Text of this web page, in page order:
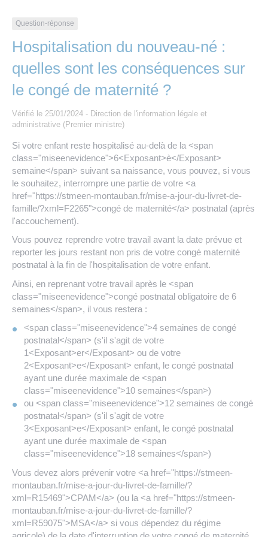
Travaux
Numérique
Annuaire de contacts
Nos publications
Question-réponse
Hospitalisation du nouveau-né :
quelles sont les conséquences sur
le congé de maternité ?
Vérifié le 25/01/2024 - Direction de l'information légale et
administrative (Premier ministre)
Si votre enfant reste hospitalisé au-delà de la <span
class="miseenevidence">6<Exposant>è</Exposant>
semaine</span> suivant sa naissance, vous pouvez, si vous
le souhaitez, interrompre une partie de votre <a
href="https://stmeen-montauban.fr/mise-a-jour-du-livret-de-
famille/?xml=F2265">congé de maternité</a> postnatal (après
l'accouchement).
Vous pouvez reprendre votre travail avant la date prévue et
reporter les jours restant non pris de votre congé maternité
postnatal à la fin de l'hospitalisation de votre enfant.
Ainsi, en reprenant votre travail après le <span
class="miseenevidence">congé postnatal obligatoire de 6
semaines</span>, il vous restera :
<span class="miseenevidence">4 semaines de congé
postnatal</span> (s'il s'agit de votre
1<Exposant>er</Exposant> ou de votre
2<Exposant>e</Exposant> enfant, le congé postnatal
ayant une durée maximale de <span
class="miseenevidence">10 semaines</span>)
ou <span class="miseenevidence">12 semaines de congé
postnatal</span> (s'il s'agit de votre
3<Exposant>e</Exposant> enfant, le congé postnatal
ayant une durée maximale de <span
class="miseenevidence">18 semaines</span>)
Vous devez alors prévenir votre <a href="https://stmeen-
montauban.fr/mise-a-jour-du-livret-de-famille/?
xml=R15469">CPAM</a> (ou la <a href="https://stmeen-
montauban.fr/mise-a-jour-du-livret-de-famille/?
xml=R59075">MSA</a> si vous dépendez du régime